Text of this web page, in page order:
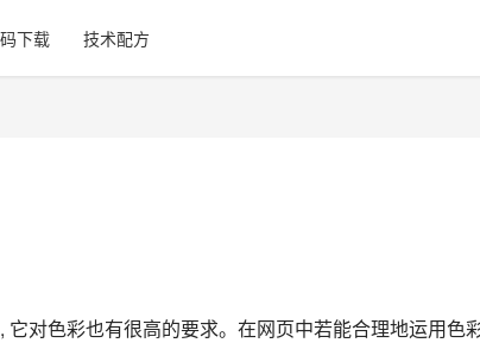
下载 技术配方
对色彩也有很高的要求。在网页中若能合理地运用色